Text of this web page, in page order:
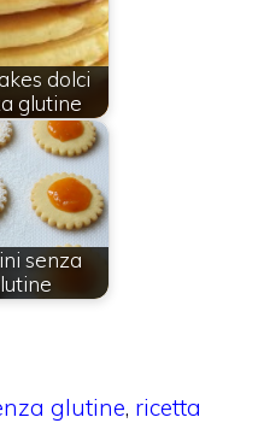
dolci
glutine
senza
glutine, ricetta